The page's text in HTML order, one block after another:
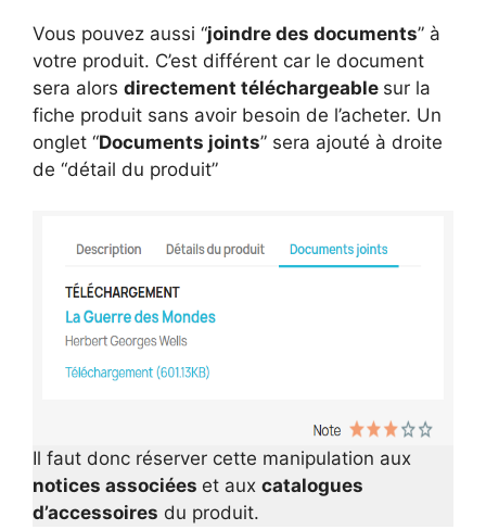
Vous pouvez aussi “joindre des documents” à
votre produit. C’est différent car le document
sera alors directement téléchargeable sur la
fiche produit sans avoir besoin de l’acheter. Un
onglet “Documents joints” sera ajouté à droite
de “détail du produit”
Il faut donc réserver cette manipulation aux
notices associées et aux catalogues
d’accessoires du produit.